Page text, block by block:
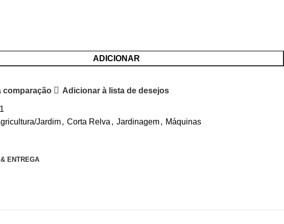
ADICIONAR
comparação Adicionar à lista de desejos
Jardim, Corta Relva , Jardinagem, Máquinas
ENTREGA